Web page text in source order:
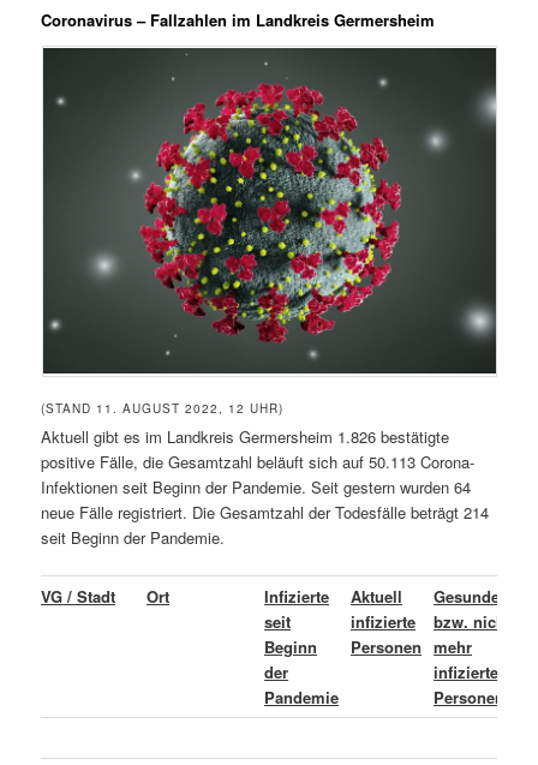
Coronavirus – Fallzahlen im Landkreis Germersheim
(STAND 11. AUGUST 2022, 12 UHR)
Aktuell gibt es im Landkreis Germersheim 1.826 bestätigte
positive Fälle, die Gesamtzahl beläuft sich auf 50.113 Corona-
Infektionen seit Beginn der Pandemie. Seit gestern wurden 64
neue Fälle registriert. Die Gesamtzahl der Todesfälle beträgt 214
seit Beginn der Pandemie.
VG / Stadt Ort
Infizierte
seit
Beginn
der
Pandemie
Aktuell
infizierte
Personen
Gesundete
bzw. nicht
mehr
infizierte
Personen